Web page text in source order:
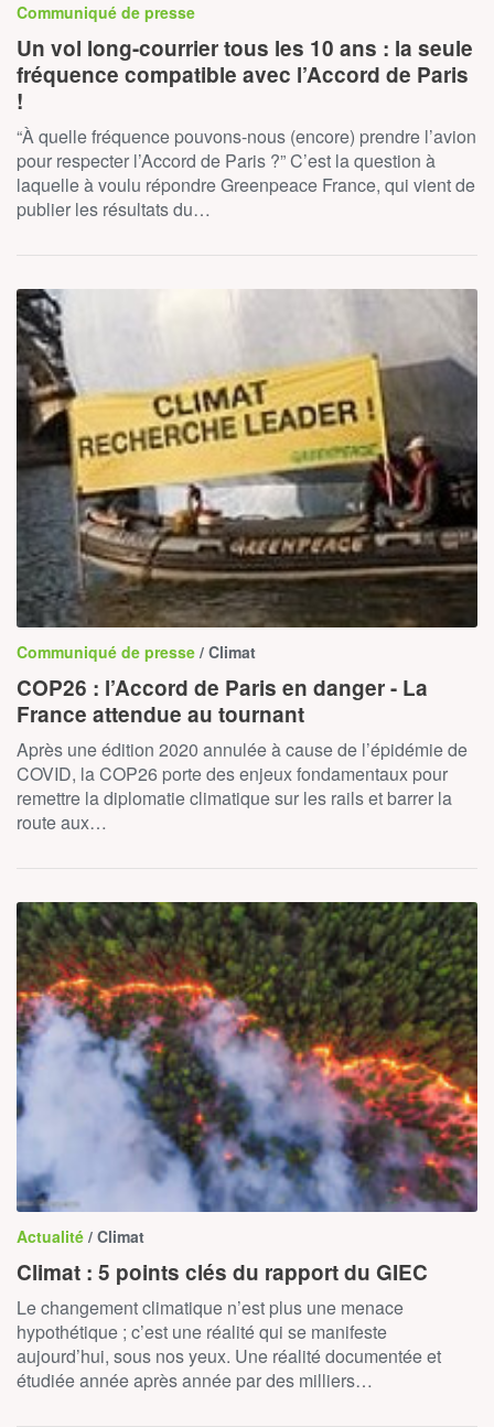
Communiqué de presse
Un vol long-courrier tous les 10 ans : la seule
fréquence compatible avec l’Accord de Paris
!
“À quelle fréquence pouvons-nous (encore) prendre l’avion
pour respecter l’Accord de Paris ?” C’est la question à
laquelle à voulu répondre Greenpeace France, qui vient de
publier les résultats du…
Communiqué de presse / Climat
COP26 : l’Accord de Paris en danger - La
France attendue au tournant
Après une édition 2020 annulée à cause de l’épidémie de
COVID, la COP26 porte des enjeux fondamentaux pour
remettre la diplomatie climatique sur les rails et barrer la
route aux…
Actualité / Climat
Climat : 5 points clés du rapport du GIEC
Le changement climatique n’est plus une menace
hypothétique ; c’est une réalité qui se manifeste
aujourd’hui, sous nos yeux. Une réalité documentée et
étudiée année après année par des milliers…